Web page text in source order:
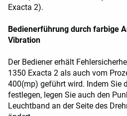
Exacta 2).
Bedienerführung durch farbige
Vibration
Der Bediener erhält
1350 Exacta 2 als auch vom
400(mp) geführt wird. Indem Sie
festlegen, legen Sie auch den
Leuchtband an der Seite des